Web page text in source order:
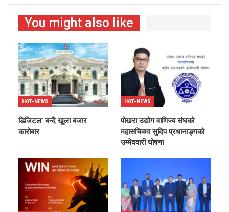
You might also like
HOT-NEWS
डिजिटल’ बन्दै खुला बजार
कारोबार
HOT-NEWS
पोखरा उद्योग वाणिज्य संघको
महासचिवमा सुदिप प्रधानाङ्गको
उम्मेदवारी घोषणा